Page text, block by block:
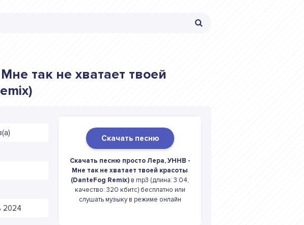
так не хватает твоей
2024
Скачать песню
Скачать песню просто Лера, УННВ -
Мне так не хватает твоей красоты
(DanteFog Remix) в mp3 (длина: 3:04,
качество: 320 кбитс) бесплатно или
слушать музыку в режиме онлайн